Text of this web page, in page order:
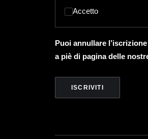
Accetto
Puoi annullare
a piè di pagina delle